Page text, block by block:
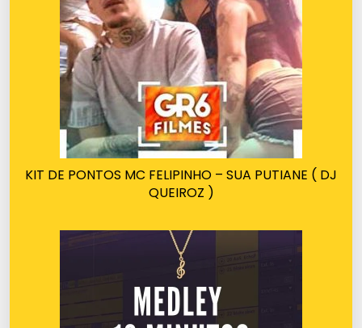
KIT DE PONTOS MC FELIPINHO – SUA PUTIANE ( DJ
QUEIROZ )